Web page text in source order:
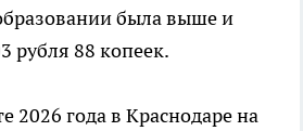
была выше и
рубля 88 копеек.
2026 года в Краснодаре на